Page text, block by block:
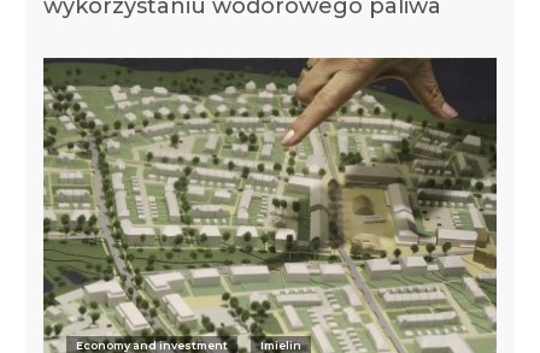
wykorzystaniu wodorowego paliwa
Economy and investment Imielin